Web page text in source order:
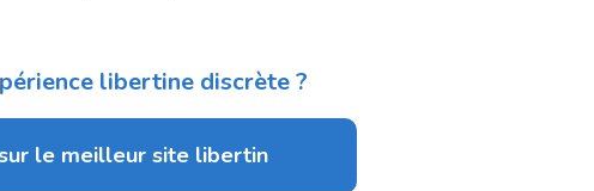
libertine discrète ?
le meilleur site libertin